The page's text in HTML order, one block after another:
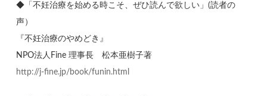
◆「不妊治療を始める時こそ、ぜひ読んで欲しい」(読者の
声）
『不妊治療のやめどき』
NPO法人Fine 理事長 松本亜樹子著
http://j-fine.jp/book/funin.html